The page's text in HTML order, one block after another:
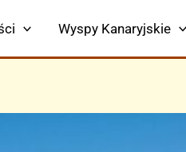
Wyspy Kanaryjskie